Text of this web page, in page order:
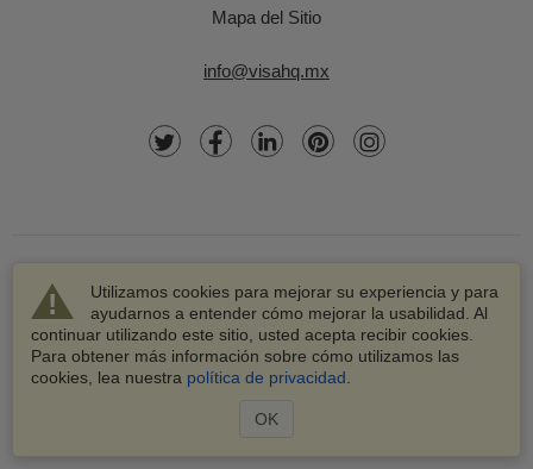
Utilizamos cookies para mejorar su experiencia y para
ayudarnos a entender cómo mejorar la usabilidad. Al
continuar utilizando este sitio, usted acepta recibir cookies.
Para obtener más información sobre cómo utilizamos las
cookies, lea nuestra política de privacidad
OK
Mapa del Sitio
info@visahq.mx
© 2003-2026 VisaHQ.com, Inc. Todos los derechos
reservados.
VisaHQ y el logotipo de VisaHQ son marcas registradas de
VisaHQ.com, Inc.